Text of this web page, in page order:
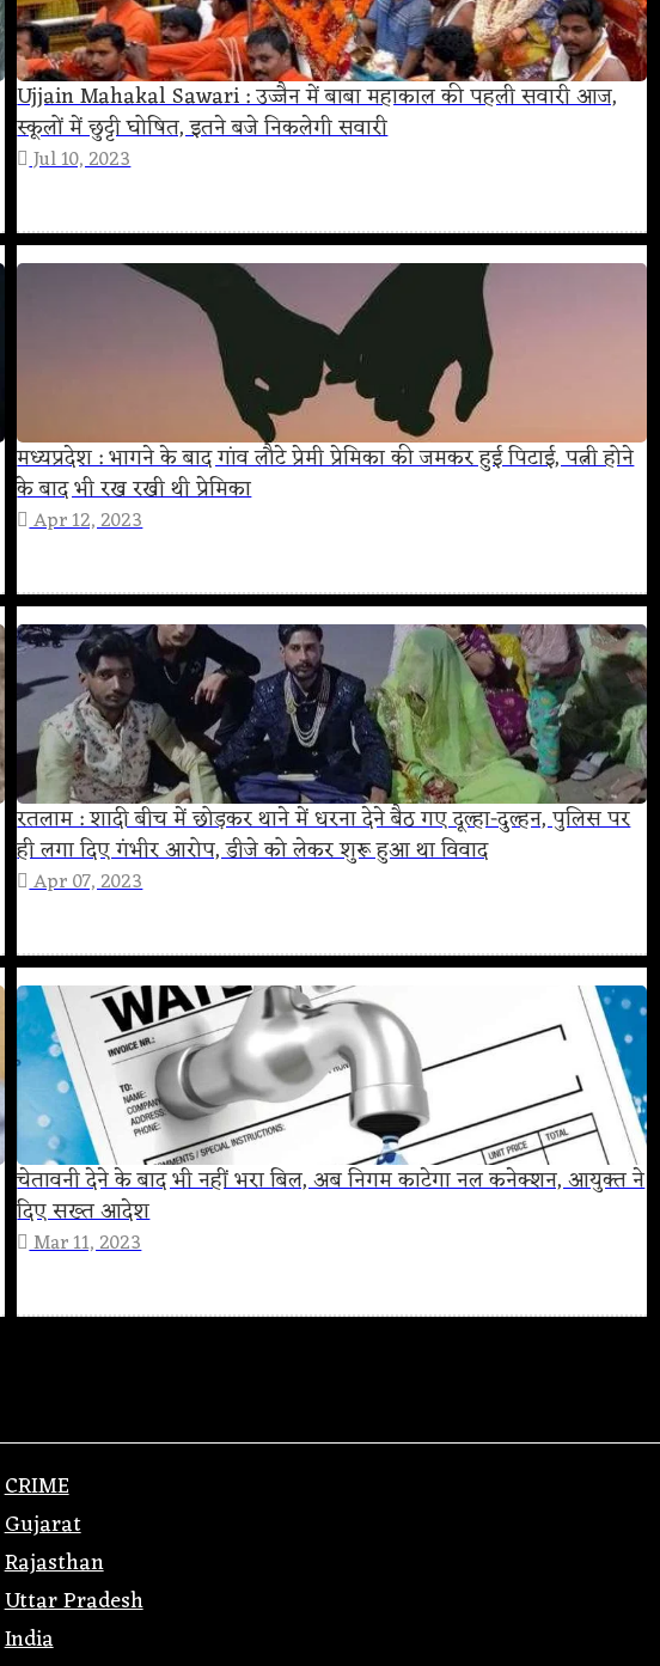
Ujjain Mahakal Sawari : उज्जैन में बाबा महाकाल की पहली सवारी आज,
स्कूलों में छुट्टी घोषित, इतने बजे निकलेगी सवारी
Jul 10, 2023
मध्यप्रदेश : भागने के बाद गांव लौटे प्रेमी प्रेमिका की जमकर हुई पिटाई, पत्नी होने
के बाद भी रख रखी थी प्रेमिका
Apr 12, 2023
रतलाम : शादी बीच में छोड़कर थाने में धरना देने बैठ गए दूल्हा-दुल्हन, पुलिस पर
ही लगा दिए गंभीर आरोप, डीजे को लेकर शुरू हुआ था विवाद
Apr 07, 2023
चेतावनी देने के बाद भी नहीं भरा बिल, अब निगम काटेगा नल कनेक्शन, आयुक्त ने
दिए सख्त आदेश
Mar 11, 2023
CRIME
Gujarat
Rajasthan
Uttar Pradesh
India